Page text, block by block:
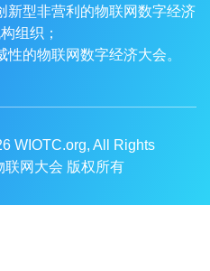
新型非营利的物联网数字经济
组织；
的物联网数字经济大会。
WIOTC.org, All Rights
联网大会 版权所有